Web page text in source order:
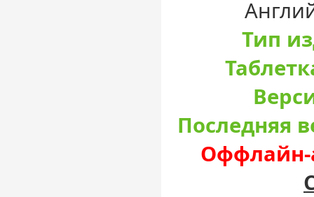
Тип
Последняя
Оффлайн-